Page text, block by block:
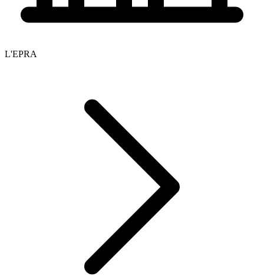
L'EPRA